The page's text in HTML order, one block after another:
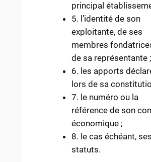
principal
5. l’identité de son
exploitante, de ses
membres
de sa représentante ;
6. les apports
lors de sa
7. le numéro ou la
référence de son
économique ;
8. le cas échéant, ses
statuts.